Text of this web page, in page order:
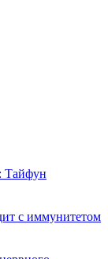
Тайфун
с иммунитетом